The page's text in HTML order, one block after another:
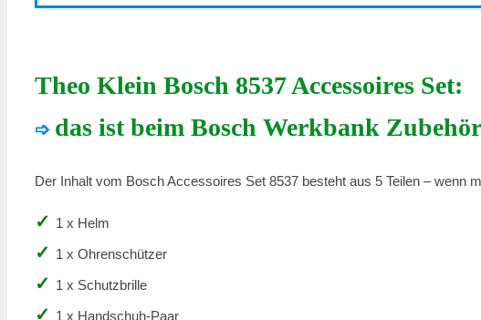
Theo Klein Bosch 8537 Accessoires Set:
➩ das ist beim Bosch Werkbank
Der Inhalt vom Bosch Accessoires Set 8537 besteht aus 5 Teilen – wenn
✓ 1 x Helm
✓ 1 x Ohrenschützer
✓ 1 x Schutzbrille
✓ 1 x Handschuh-Paar